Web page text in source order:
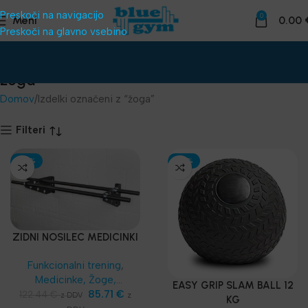
Preskoči na navigacijo
Preskoči na glavno vsebino
Meni 0 0.00
žoga
Domov Izdelki označeni z “žoga”
Filteri
-30%
ZIDNI NOSILEC MEDICINKI
Funkcionalni trening,
Medicinke, Žoge,
Sandbags ,Telovadnice,
z DDV 85.71 € z
-30%
EASY GRIP SLAM BALL 12
KG